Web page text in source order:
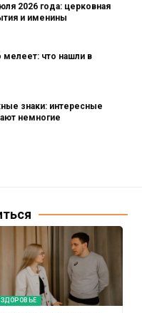
2026 года: церковная
и именины
мелеет: что нашли в
знаки: интересные
немногие
ЗДОРОВЬЕ